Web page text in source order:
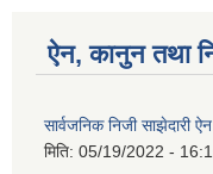
ऐन, कानुन तथा
सार्वजनिक निजी साझेदारी
मिति: 05/19/2022 -